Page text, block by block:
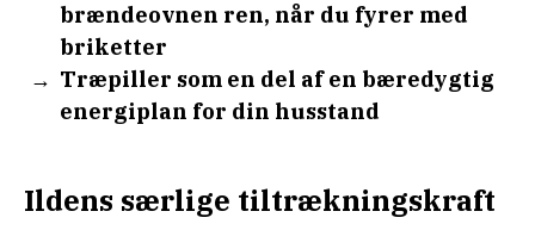
brændeovnen ren, når du fyrer med
briketter
Træpiller som en del af en bæredygtig
energiplan for din husstand
Ildens særlige tiltrækningskraft